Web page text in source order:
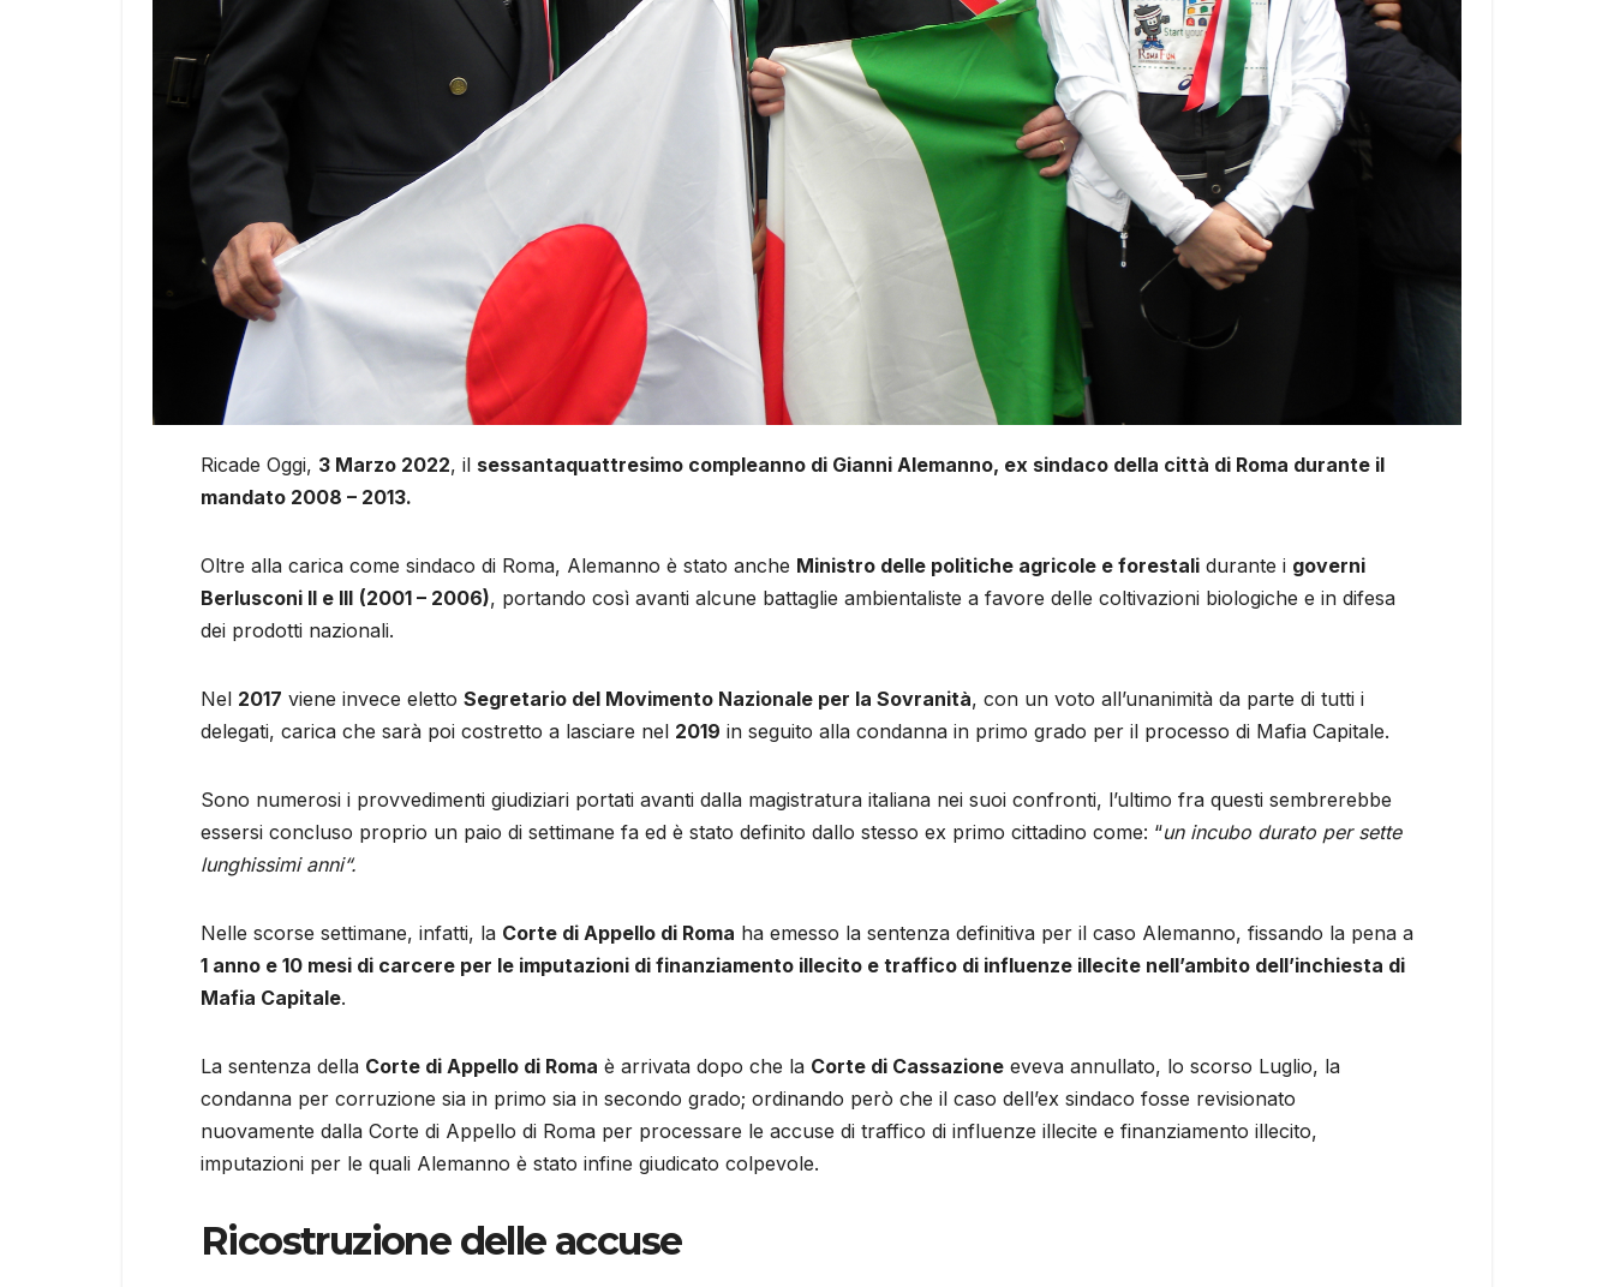
Ricade Oggi, 3 Marzo 2022, il sessantaquattresimo compleanno di Gianni Alemanno, ex sindaco della città di Roma durante il
mandato 2008 – 2013.
Oltre alla carica come sindaco di Roma, Alemanno è stato anche Ministro delle politiche agricole e forestali durante i governi
Berlusconi II e III (2001 – 2006), portando così avanti alcune battaglie ambientaliste a favore delle coltivazioni biologiche e in difesa
dei prodotti nazionali.
Nel 2017 viene invece eletto Segretario del Movimento Nazionale per la Sovranità, con un voto all’unanimità da parte di tutti i
delegati, carica che sarà poi costretto a lasciare nel 2019 in seguito alla condanna in primo grado per il processo di Mafia Capitale.
Sono numerosi i provvedimenti giudiziari portati avanti dalla magistratura italiana nei suoi confronti, l’ultimo fra questi sembrerebbe
essersi concluso proprio un paio di settimane fa ed è stato definito dallo stesso ex primo cittadino come: “un incubo durato per sette
lunghissimi anni“.
Nelle scorse settimane, infatti, la Corte di Appello di Roma ha emesso la sentenza definitiva per il caso Alemanno, fissando la pena a
1 anno e 10 mesi di carcere per le imputazioni di finanziamento illecito e traffico di influenze illecite nell’ambito dell’inchiesta di
Mafia Capitale.
La sentenza della Corte di Appello di Roma è arrivata dopo che la Corte di Cassazione eveva annullato, lo scorso Luglio, la
condanna per corruzione sia in primo sia in secondo grado; ordinando però che il caso dell’ex sindaco fosse revisionato
nuovamente dalla Corte di Appello di Roma per processare le accuse di traffico di influenze illecite e finanziamento illecito,
imputazioni per le quali Alemanno è stato infine giudicato colpevole.
Ricostruzione delle accuse